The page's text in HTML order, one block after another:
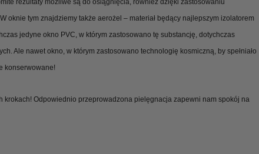
rezultaty możliwe są do osiągnięcia, również dzięki zastosowaniu
oknie tym znajdziemy także aerożel – materiał będący najlepszym izolatorem
jedyne okno PVC, w którym zastosowano tę substancję, dotychczas
Ale nawet okno, w którym zastosowano technologię kosmiczną, by spełniało
konserwowane!
krokach! Odpowiednio przeprowadzona pielęgnacja zapewni nam spokój na